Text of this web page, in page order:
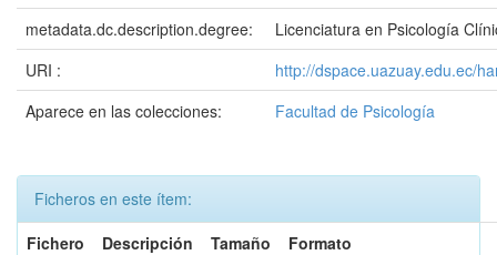
metadata.dc.description.degree:
Licenciatura en Psicología
URI :
http://dspace.uazuay.edu.ec/
Aparece en las colecciones:
Facultad de Psicología
Ficheros en este ítem:
Fichero
Descripción Tamaño
Formato